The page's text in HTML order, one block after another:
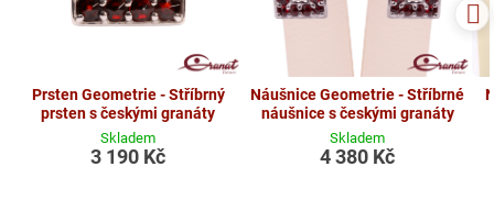
Prsten Geometrie - Stříbrný
prsten s českými granáty
Skladem
3 190 Kč
Náušnice Geometrie - Stříbrné
náušnice s českými granáty
Skladem
4 380 Kč